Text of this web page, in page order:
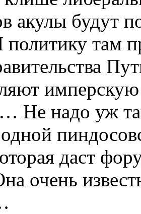
акулы будут
политику там
Не надо уж
даст
очень